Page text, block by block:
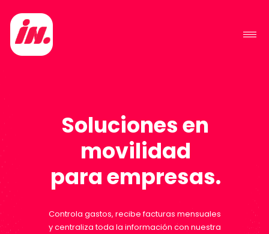
Solucionesen
movilidad
paraempresas.
Controla gastos, recibefacturas mensuales
ycentralizatoda la información con nuestra